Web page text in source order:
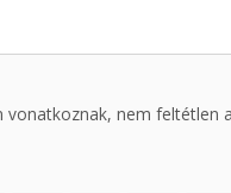
nem feltétlen